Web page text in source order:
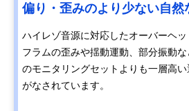
偏り・歪みのより少ない自然
ハイレゾ音源に対応したオーバーヘ
フラムの歪みや揺動運動、部分振動
のモニタリングセットよりも一層高
がなされています。